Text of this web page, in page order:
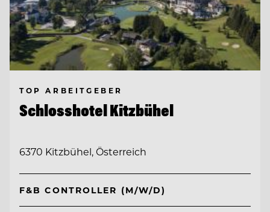
TOP ARBEITGEBER
Schlosshotel Kitzbühel
6370 Kitzbühel, Österreich
F&B CONTROLLER (M/W/D)